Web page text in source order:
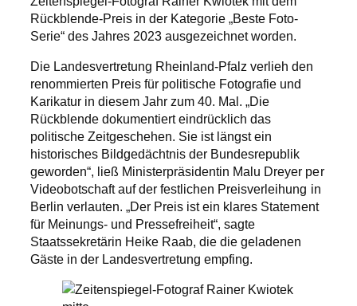
Rückblende-Preis in der Kategorie „Beste Foto-
Serie“ des Jahres 2023 ausgezeichnet worden.
Die Landesvertretung Rheinland-Pfalz verlieh den
renommierten Preis für politische Fotografie und
Karikatur in diesem Jahr zum 40. Mal. „Die
Rückblende dokumentiert eindrücklich das
politische Zeitgeschehen. Sie ist längst ein
historisches Bildgedächtnis der Bundesrepublik
geworden“, ließ Ministerpräsidentin Malu Dreyer per
Videobotschaft auf der festlichen Preisverleihung in
Berlin verlauten. „Der Preis ist ein klares Statement
für Meinungs- und Pressefreiheit“, sagte
Staatssekretärin Heike Raab, die die geladenen
Gäste in der Landesvertretung empfing.